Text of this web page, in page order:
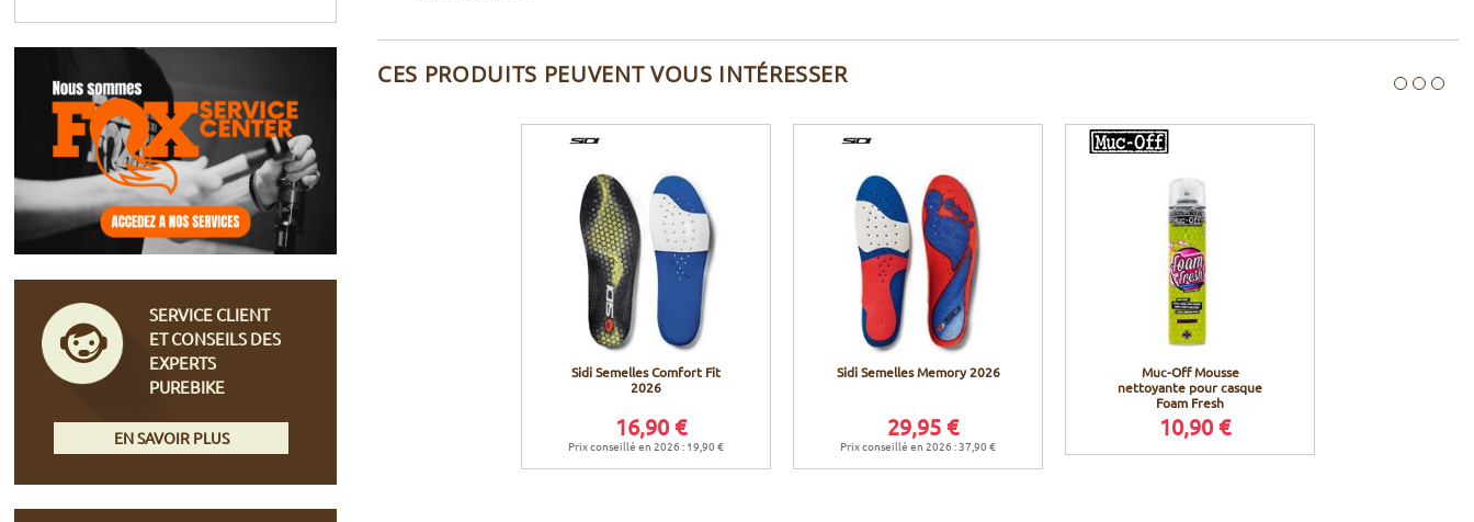
CES PRODUITS PEUVENT VOUS INTÉRESSER
Sidi Semelles Comfort Fit
2026
16,90 €
Prix conseillé en 2026 : 19,90 €
Sidi Semelles Memory 2026
29,95 €
Prix conseillé en 2026 : 37,90 €
Muc-Off Mousse
nettoyante pour casque
Foam Fresh
10,90 €
SERVICE CLIENT
ET CONSEILS DES
EXPERTS
PUREBIKE
EN SAVOIR PLUS